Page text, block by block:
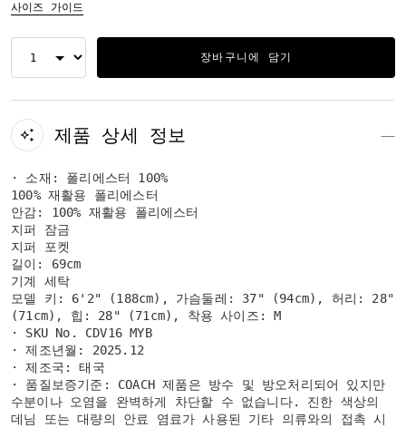
사이즈 가이드
장바구니에 담기
제품 상세 정보
· 소재: 폴리에스터 100%
100% 재활용 폴리에스터
안감: 100% 재활용 폴리에스터
지퍼 잠금
지퍼 포켓
길이: 69cm
기계 세탁
모델 키: 6'2" (188cm), 가슴둘레: 37" (94cm), 허리: 28"
(71cm), 힙: 28" (71cm), 착용 사이즈: M
· SKU No. CDV16 MYB
· 제조년월: 2025.12
· 제조국: 태국
· 품질보증기준: COACH 제품은 방수 및 방오처리되어 있지만
수분이나 오염을 완벽하게 차단할 수 없습니다. 진한 색상의
데님 또는 대량의 안료 염료가 사용된 기타 의류와의 접촉 시